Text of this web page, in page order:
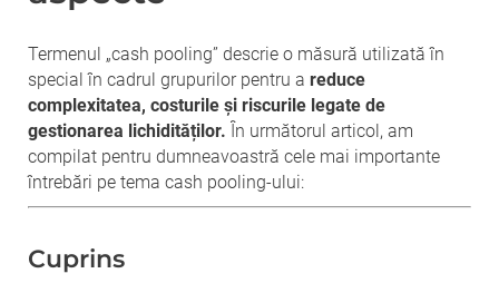
Termenul „cash pooling” descrie o măsură utilizată în
special în cadrul grupurilor pentru a reduce
complexitatea, costurile și riscurile legate de
gestionarea lichidităților. În următorul articol, am
compilat pentru dumneavoastră cele mai importante
întrebări pe tema cash pooling-ului:
Cuprins